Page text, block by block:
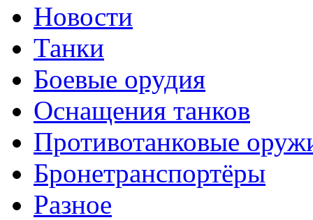
Новости
Танки
Боевые орудия
Оснащения танков
Противотанковые
Бронетранспортёры
Разное